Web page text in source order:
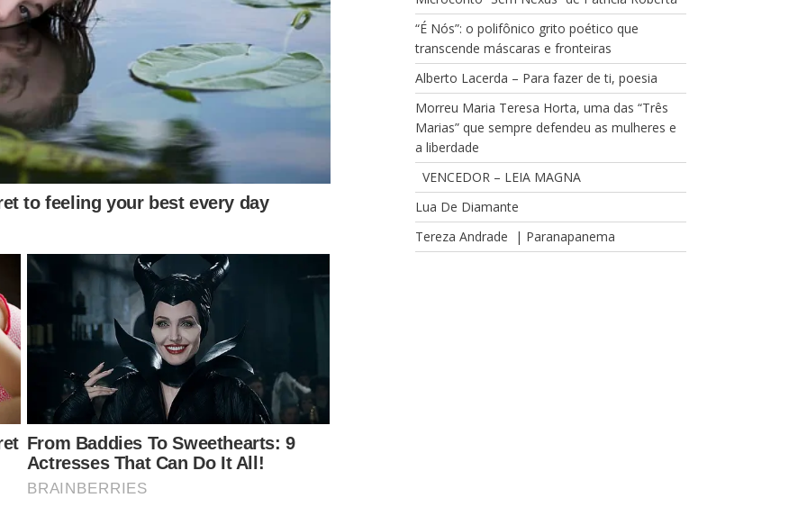
“É Nós”: o polifônico grito poético que
transcende máscaras e fronteiras
Alberto Lacerda – Para fazer de ti, poesia
Morreu Maria Teresa Horta, uma das “Três
Marias” que sempre defendeu as mulheres e
a liberdade
VENCEDOR – LEIA MAGNA
Lua De Diamante
Tereza Andrade | Paranapanema